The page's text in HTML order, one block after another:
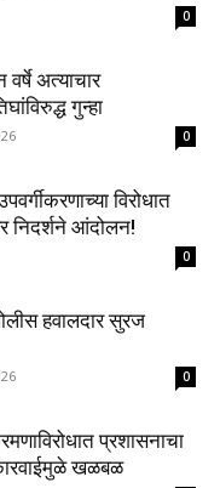
0
अत्याचार
गुन्हा
0
विरोधात
निदर्शने आंदोलन!
0
हवालदार सुरज
0
प्रशासनाचा
खळबळ